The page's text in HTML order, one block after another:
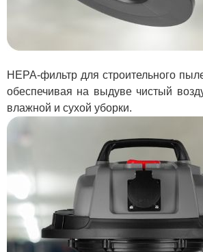
HEPA-фильтр для строительного
обеспечивая на выдуве чистый
влажной и сухой уборки.